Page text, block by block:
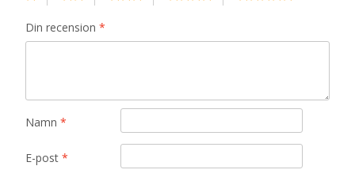
Din recension *
Namn *
E-post *